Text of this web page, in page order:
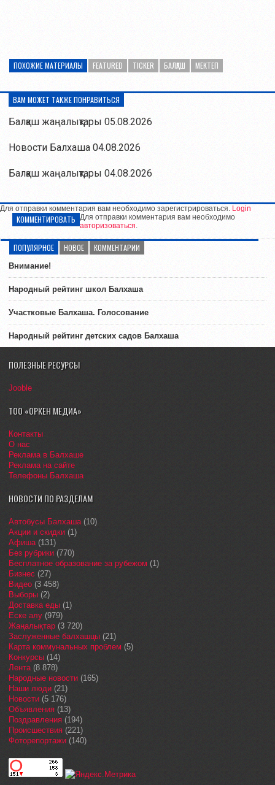
ПОХОЖИЕ МАТЕРИАЛЫ FEATURED TICKER БАЛҚАШ МЕКТЕП
ВАМ МОЖЕТ ТАКЖЕ ПОНРАВИТЬСЯ
Балқаш жаңалықтары 05.08.2026
Новости Балхаша 04.08.2026
Балқаш жаңалықтары 04.08.2026
Для отправки комментария вам необходимо зарегистрироваться. Login
КОММЕНТИРОВАТЬ Для отправки комментария вам необходимо
авторизоваться.
ПОПУЛЯРНОЕ НОВОЕ КОММЕНТАРИИ
Внимание!
Народный рейтинг школ Балхаша
Участковые Балхаша. Голосование
Народный рейтинг детских садов Балхаша
ПОЛЕЗНЫЕ РЕСУРСЫ
Jooble
ТОО «ОРКЕН МЕДИА»
Контакты
О нас
Реклама в Балхаше
Реклама на сайте
Телефоны Балхаша
НОВОСТИ ПО РАЗДЕЛАМ
Автобусы Балхаша(10)
Акции и скидки (1)
Афиша(131)
Без рубрики (770)
Бесплатное образование за рубежом (1)
Бизнес (27)
Видео (3 458)
Выборы (2)
Доставка еды (1)
Еске алу (979)
Жаңалықтар (3 720)
Заслуженные балхашцы (21)
Карта коммунальных проблем (5)
Конкурсы (14)
Лента(8 878)
Народные новости (165)
Наши люди (21)
Новости (5 176)
Объявления (13)
Поздравления (194)
Происшествия (221)
Фоторепортажи (140)